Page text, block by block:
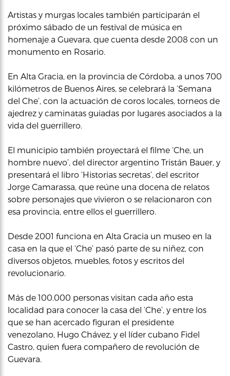
Artistas y murgas locales también participarán el
próximo sábado de un festival de música en
homenaje a Guevara, que cuenta desde 2008 con un
monumento en Rosario.
En Alta Gracia, en la provincia de Córdoba, a unos 700
kilómetros de Buenos Aires, se celebrará la ‘Semana
del Che’, con la actuación de coros locales, torneos de
ajedrez y caminatas guiadas por lugares asociados a la
vida del guerrillero.
El municipio también proyectará el filme ‘Che, un
hombre nuevo’, del director argentino Tristán Bauer, y
presentará el libro ‘Historias secretas’, del escritor
Jorge Camarassa, que reúne una docena de relatos
sobre personajes que vivieron o se relacionaron con
esa provincia, entre ellos el guerrillero.
Desde 2001 funciona en Alta Gracia un museo en la
casa en la que el ‘Che’ pasó parte de su niñez, con
diversos objetos, muebles, fotos y escritos del
revolucionario.
Más de 100.000 personas visitan cada año esta
localidad para conocer la casa del ‘Che’, y entre los
que se han acercado figuran el presidente
venezolano, Hugo Chávez, y el líder cubano Fidel
Castro, quien fuera compañero de revolución de
Guevara.